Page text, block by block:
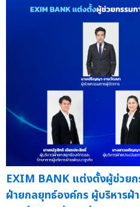
EXIM BANK แต่งตั้งผู้ช่วยก
ฝ่ายกลยุทธ์องค์กร ผู้บริหารฝ่